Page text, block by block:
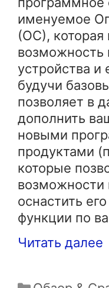
именуемое
(ОС), которая
возможность
устройства и
будучи
позволяет в
дополнить
новыми
продуктами
которые
возможности
оснастить
функции по
Читать далее